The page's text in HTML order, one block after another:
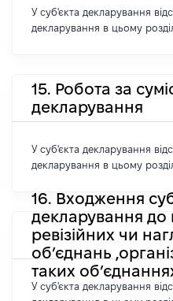
У суб'єкта декларування
декларування в цьому
15. Робота за
декларування
У суб'єкта декларування
декларування в цьому
16. Входження
декларування до
ревізійних чи
об’єднань
таких
У суб'єкта декларування